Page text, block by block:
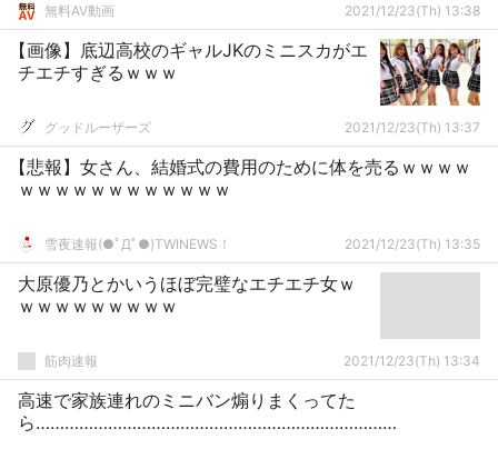
無料AV動画 2021/12/23(Th) 13:38
【画像】底辺高校のギャルJKのミニスカがエ
チエチすぎるｗｗｗ
グッドルーザーズ 2021/12/23(Th) 13:37
【悲報】女さん、結婚式の費用のために体を売るｗｗｗｗ
ｗｗｗｗｗｗｗｗｗｗｗｗ
雪夜速報(●ﾟДﾟ●)TWINEWS！ 2021/12/23(Th) 13:35
大原優乃とかいうほぼ完璧なエチエチ女ｗ
ｗｗｗｗｗｗｗｗｗ
筋肉速報 2021/12/23(Th) 13:34
高速で家族連れのミニバン煽りまくってた
ら…………………………………………………………………